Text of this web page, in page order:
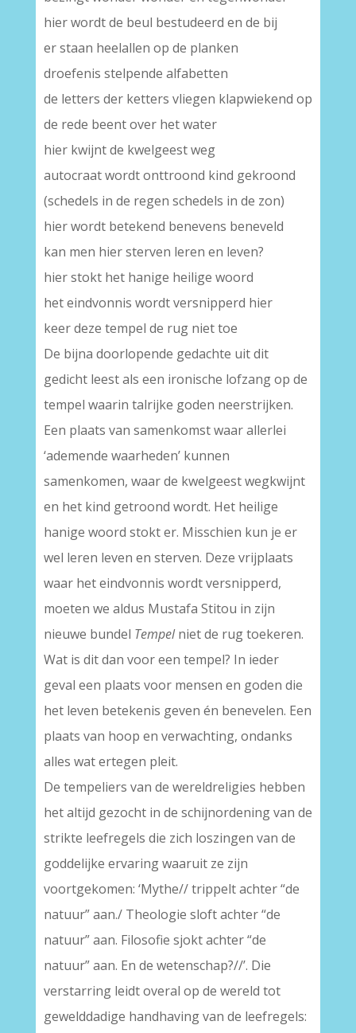
hier wordt de beul bestudeerd en de bij
er staan heelallen op de planken
droefenis stelpende alfabetten
de letters der ketters vliegen klapwiekend op
de rede beent over het water
hier kwijnt de kwelgeest weg
autocraat wordt onttroond kind gekroond
(schedels in de regen schedels in de zon)
hier wordt betekend benevens beneveld
kan men hier sterven leren en leven?
hier stokt het hanige heilige woord
het eindvonnis wordt versnipperd hier
keer deze tempel de rug niet toe
De bijna doorlopende gedachte uit dit
gedicht leest als een ironische lofzang op de
tempel waarin talrijke goden neerstrijken.
Een plaats van samenkomst waar allerlei
‘ademende waarheden’ kunnen
samenkomen, waar de kwelgeest wegkwijnt
en het kind getroond wordt. Het heilige
hanige woord stokt er. Misschien kun je er
wel leren leven en sterven. Deze vrijplaats
waar het eindvonnis wordt versnipperd,
moeten we aldus Mustafa Stitou in zijn
nieuwe bundel Tempelniet de rug toekeren.
Wat is dit dan voor een tempel? In ieder
geval een plaats voor mensen en goden die
het leven betekenis geven én benevelen. Een
plaats van hoop en verwachting, ondanks
alles wat ertegen pleit.
De tempeliers van de wereldreligies hebben
het altijd gezocht in de schijnordening van de
strikte leefregels die zich loszingen van de
goddelijke ervaring waaruit ze zijn
voortgekomen: ‘Mythe// trippelt achter “de
natuur” aan./ Theologie sloft achter “de
natuur” aan. Filosofie sjokt achter “de
natuur” aan. En de wetenschap?//’. Die
verstarring leidt overal op de wereld tot
gewelddadige handhaving van de leefregels: